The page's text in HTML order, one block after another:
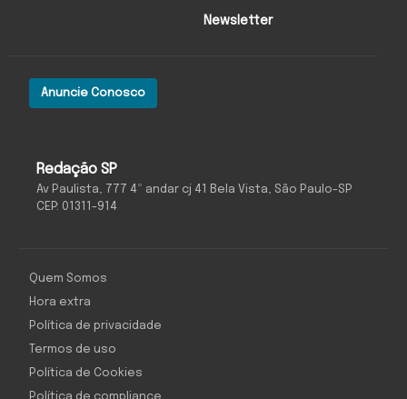
Redação SP
Av Paulista, 777 4º andar cj 41 Bela Vista, São Paulo-SP
CEP: 01311-914
Anuncie Conosco
Newsletter
Quem Somos
Hora extra
Política de privacidade
Termos de uso
Política de Cookies